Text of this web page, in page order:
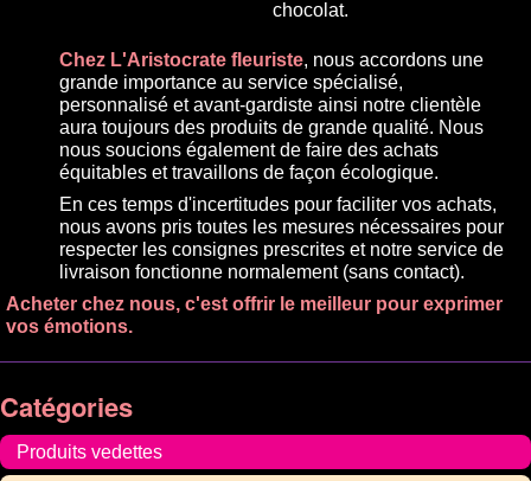
chocolat.
Chez L'Aristocrate fleuriste, nous accordons une
grande importance au service spécialisé,
personnalisé et avant-gardiste ainsi notre clientèle
aura toujours des produits de grande qualité. Nous
nous soucions également de faire des achats
équitables et travaillons de façon écologique.
En ces temps d'incertitudes pour faciliter vos achats,
nous avons pris toutes les mesures nécessaires pour
respecter les consignes prescrites et notre service de
livraison fonctionne normalement (sans contact).
Acheter chez nous, c'est offrir le meilleur pour exprimer
vos émotions.
Catégories
Produits vedettes